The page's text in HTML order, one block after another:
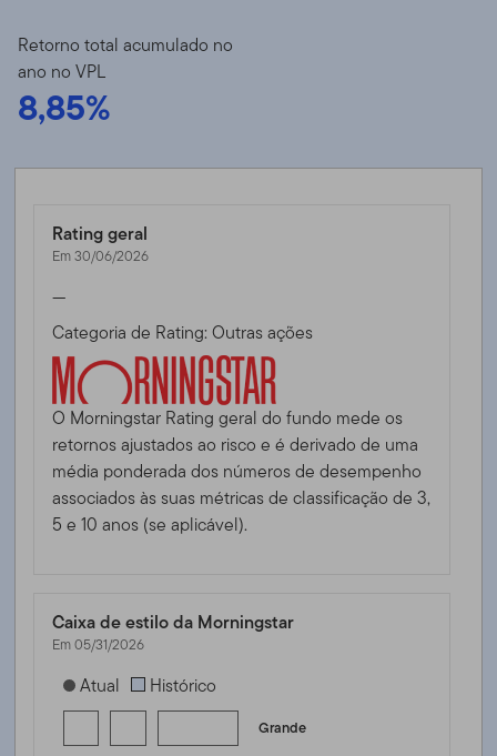
Retorno total acumulado no
ano no VPL
8,85%
Rating geral
Em 30/06/2026
—
Categoria de Rating: Outras ações
O Morningstar Rating geral do fundo mede os
retornos ajustados ao risco e é derivado de uma
média ponderada dos números de desempenho
associados às suas métricas de classificação de 3,
5 e 10 anos (se aplicável).
Caixa de estilo da Morningstar
Em 05/31/2026
[products.morningstar-stylebox-title-sr-equity]
Atual Histórico
Grande